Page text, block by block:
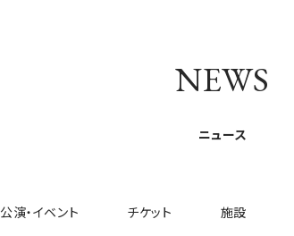
NEWS
ニュース
公演・イベント チケット 施設